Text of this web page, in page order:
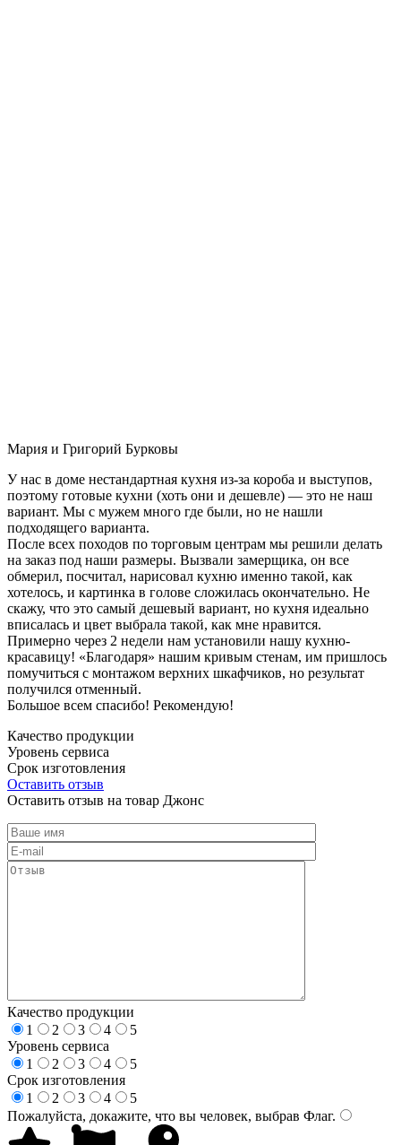
Мария и Григорий Бурковы
У нас в доме нестандартная кухня из-за короба и выступов,
поэтому готовые кухни (хоть они и дешевле) — это не наш
вариант. Мы с мужем много где были, но не нашли
подходящего варианта.
После всех походов по торговым центрам мы решили делать
на заказ под наши размеры. Вызвали замерщика, он все
обмерил, посчитал, нарисовал кухню именно такой, как
хотелось, и картинка в голове сложилась окончательно. Не
скажу, что это самый дешевый вариант, но кухня идеально
вписалась и цвет выбрала такой, как мне нравится.
Примерно через 2 недели нам установили нашу кухню-
красавицу! «Благодаря» нашим кривым стенам, им пришлось
помучиться с монтажом верхних шкафчиков, но результат
получился отменный.
Большое всем спасибо! Рекомендую!
Качество продукции
Уровень сервиса
Срок изготовления
Оставить отзыв
Оставить отзыв на товар Джонс
Качество продукции
1
2 3 4
5
Уровень сервиса
1
2 3 4
5
Срок изготовления
1
2 3 4
5
Пожалуйста, докажите, что вы человек, выбрав Флаг.